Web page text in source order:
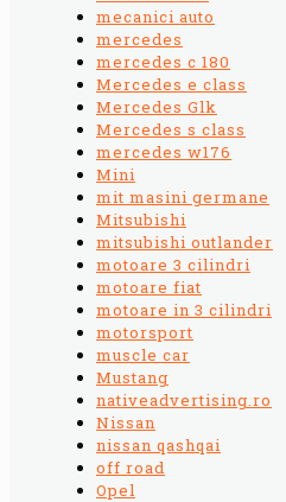
mecanici auto
mercedes
mercedes c 180
Mercedes e class
Mercedes Glk
Mercedes s class
mercedes w176
Mini
mit masini germane
Mitsubishi
mitsubishi outlander
motoare 3 cilindri
motoare fiat
motoare in 3 cilindri
motorsport
muscle car
Mustang
nativeadvertising.ro
Nissan
nissan qashqai
off road
Opel